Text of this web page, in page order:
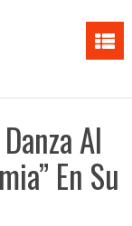
Al
En Su